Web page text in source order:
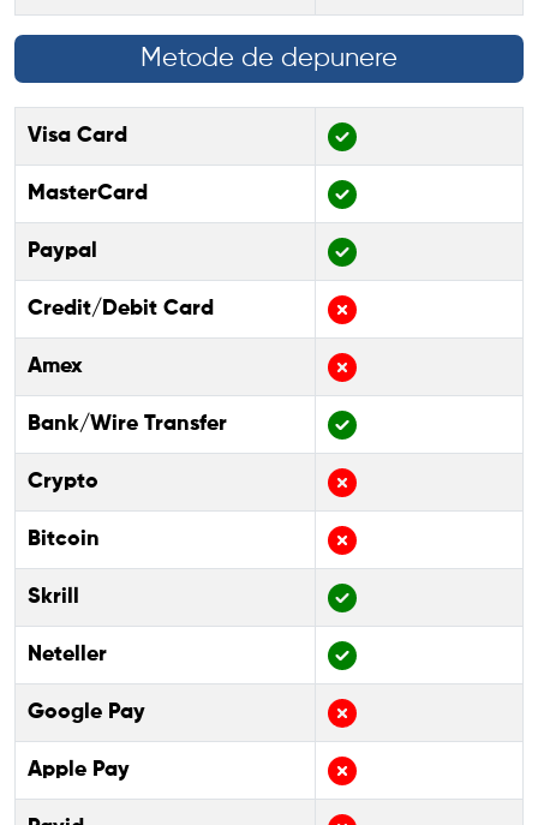
Metode de depunere
Visa Card
MasterCard
Paypal
Credit/Debit Card
Amex
Bank/Wire Transfer
Crypto
Bitcoin
Skrill
Neteller
Google Pay
Apple Pay